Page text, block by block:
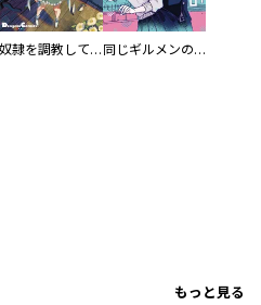
奴隷を調教してハーレム作る 同じギルメンの声が好き
もっと見る